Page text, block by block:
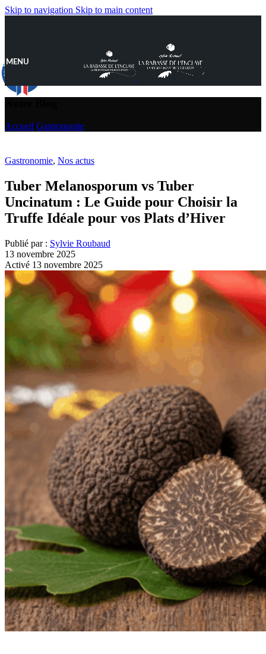
Skip to navigation Skip to main content
MENU
Accueil Gastronomie
Gastronomie, Nos actus
Tuber Melanosporum vs Tuber
Uncinatum : Le Guide pour Choisir la
Truffe Idéale pour vos Plats d’Hiver
Publié par : Sylvie Roubaud
13 novembre 2025
Activé 13 novembre 2025